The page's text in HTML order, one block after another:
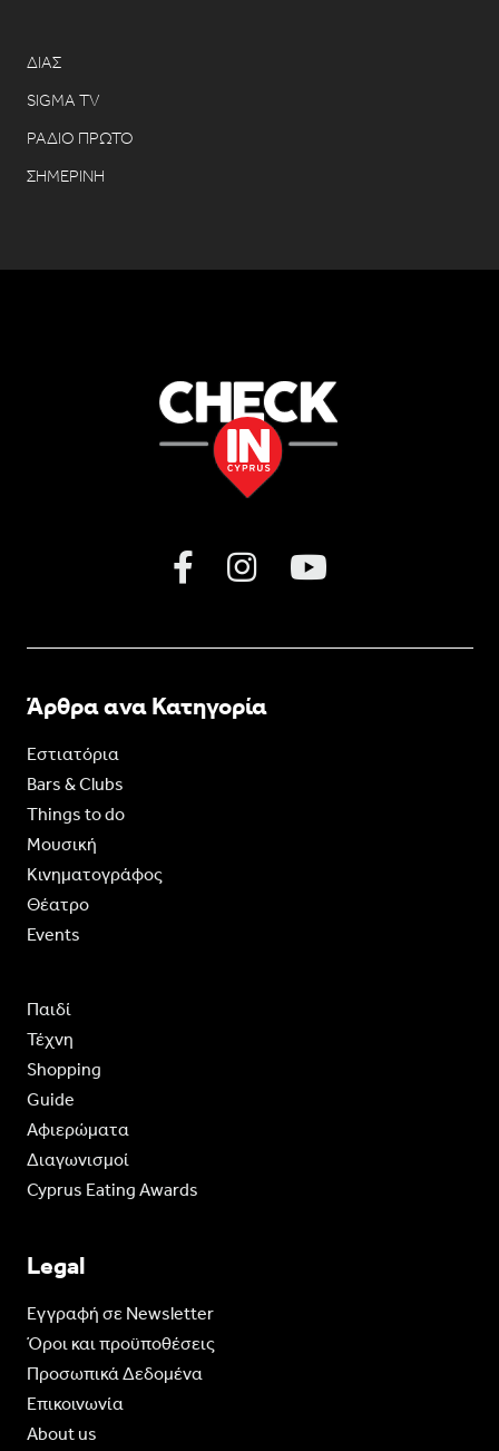
ΔΙΑΣ
SIGMA TV
ΡΑΔΙΟ ΠΡΩΤΟ
ΣΗΜΕΡΙΝΗ
Άρθρα ανα Κατηγορία
Εστιατόρια
Bars & Clubs
Things to do
Moυσική
Κινηματογράφος
Θέατρο
Events
Παιδί
Τέχνη
Shopping
Guide
Aφιερώματα
Διαγωνισμοί
Cyprus Eating Awards
Legal
Eγγραφή σε Newsletter
Όροι και προϋποθέσεις
Προσωπικά Δεδομένα
Επικοινωνία
About us